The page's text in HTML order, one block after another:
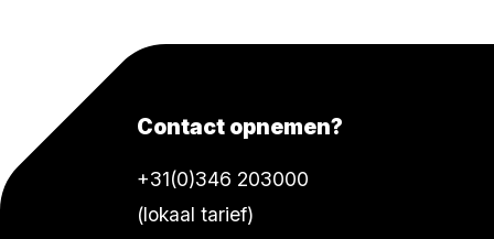
Contact opnemen?
+31(0)346 203000
(lokaal tarief)